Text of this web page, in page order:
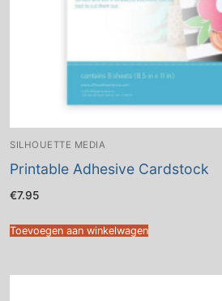
SILHOUETTE MEDIA
Printable Adhesive Cardstock
€7.95
Toevoegen aan winkelwagen